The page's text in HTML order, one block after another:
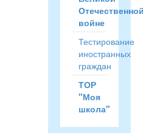
войне
Тестирование
иностранных
граждан
ТОР
"Моя
школа"